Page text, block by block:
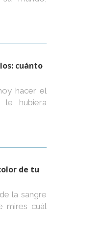
cuánto
hacer el
le hubiera
de tu
la sangre
mires cuál